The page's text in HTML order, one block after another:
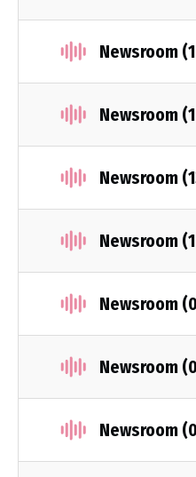
Newsroom
Newsroom
Newsroom
Newsroom
Newsroom
Newsroom
Newsroom